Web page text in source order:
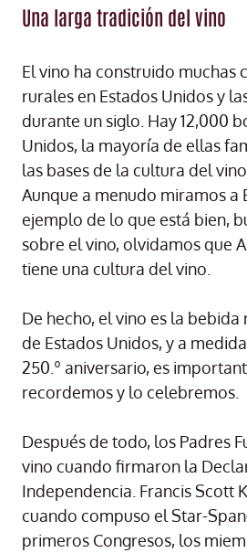
Una larga tradición del vino
El vino ha construido muchas
rurales en Estados Unidos y
durante un siglo. Hay 12,000
Unidos, la mayoría de ellas
las bases de la cultura del
Aunque a menudo miramos a
ejemplo de lo que está bien,
sobre el vino, olvidamos que
tiene una cultura del vino.
De hecho, el vino es la
de Estados Unidos, y a
250.º aniversario, es
recordemos y lo celebremos.
Después de todo, los Padres
vino cuando firmaron la
Independencia. Francis Scott
cuando compuso el Star-
primeros Congresos, los